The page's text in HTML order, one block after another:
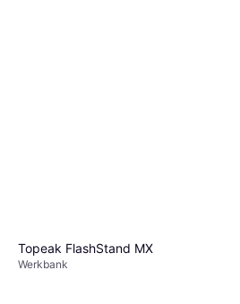
Topeak FlashStand MX
Werkbank